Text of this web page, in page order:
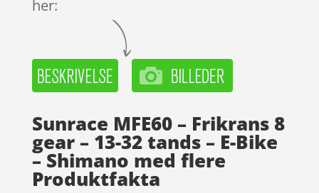
her:
Sunrace MFE60 – Frikrans 8
gear – 13-32 tands – E-Bike
– Shimano med flere
Produktfakta